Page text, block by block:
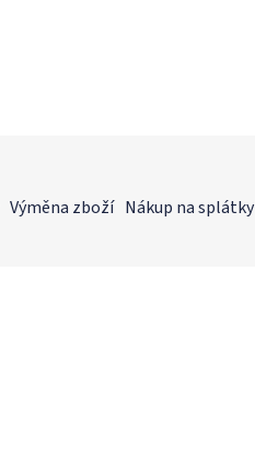
Výměna zboží Nákup na splátky